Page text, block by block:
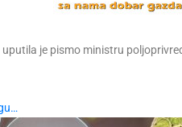
je pismo ministru